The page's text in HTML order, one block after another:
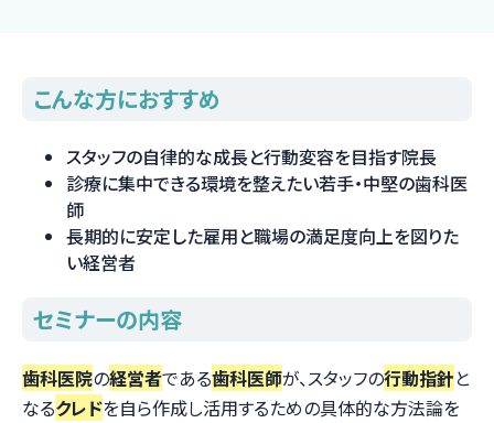
こんな方におすすめ
スタッフの自律的な成長と行動変容を目指す院長
診療に集中できる環境を整えたい若手・中堅の歯科医
師
長期的に安定した雇用と職場の満足度向上を図りた
い経営者
セミナーの内容
歯科医院の経営者である歯科医師が、スタッフの行動指針と
なるクレドを自ら作成し活用するための具体的な方法論を